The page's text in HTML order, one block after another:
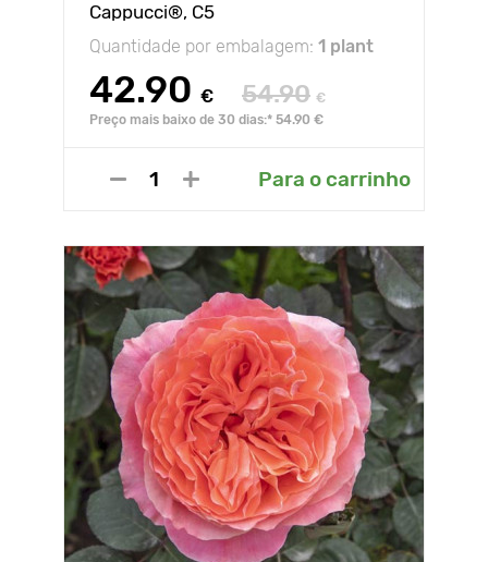
Cappucci®, C5
Quantidade por embalagem: 1 plant
42.90 € 54.90 €
Preço mais baixo de 30 dias:* 54.90 €
Para o carrinho